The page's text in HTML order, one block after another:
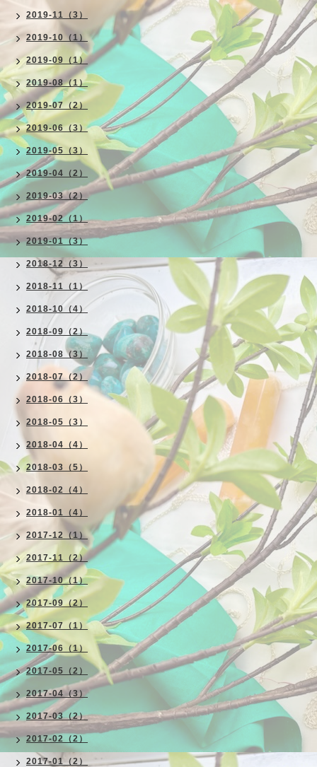
2019-11（3）
2019-10（1）
2019-09（1）
2019-08（1）
2019-07（2）
2019-06（3）
2019-05（3）
2019-04（2）
2019-03（2）
2019-02（1）
2019-01（3）
2018-12（3）
2018-11（1）
2018-10（4）
2018-09（2）
2018-08（3）
2018-07（2）
2018-06（3）
2018-05（3）
2018-04（4）
2018-03（5）
2018-02（4）
2018-01（4）
2017-12（1）
2017-11（2）
2017-10（1）
2017-09（2）
2017-07（1）
2017-06（1）
2017-05（2）
2017-04（3）
2017-03（2）
2017-02（2）
2017-01（2）